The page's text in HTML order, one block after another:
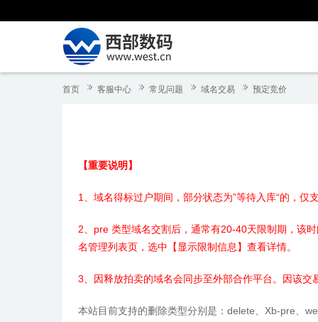
首页 客服中心 常见问题 域名交易 预定竞价
【重要说明】
1、域名得标过户期间，部分状态为”等待入库“的，
2、pre 类型域名交割后，通常有20-40天限制期，该
名管理列表页，选中【显示限制信息】查看详情。
3、因释放拍卖的域名会同步至外部合作平台。因该
本站目前支持的删除类型分别是：delete、Xb-pre、